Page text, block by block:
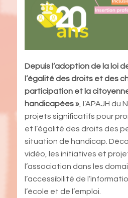
Depuis l’adoption de la loi
l’égalité des droits et des
participation et la
handicapées », l’APAJH du
projets significatifs pour
et l’égalité des droits des
situation de handicap.
vidéo, les initiatives et
l’association dans les
l’accessibilité de
l’école et de l’emploi.